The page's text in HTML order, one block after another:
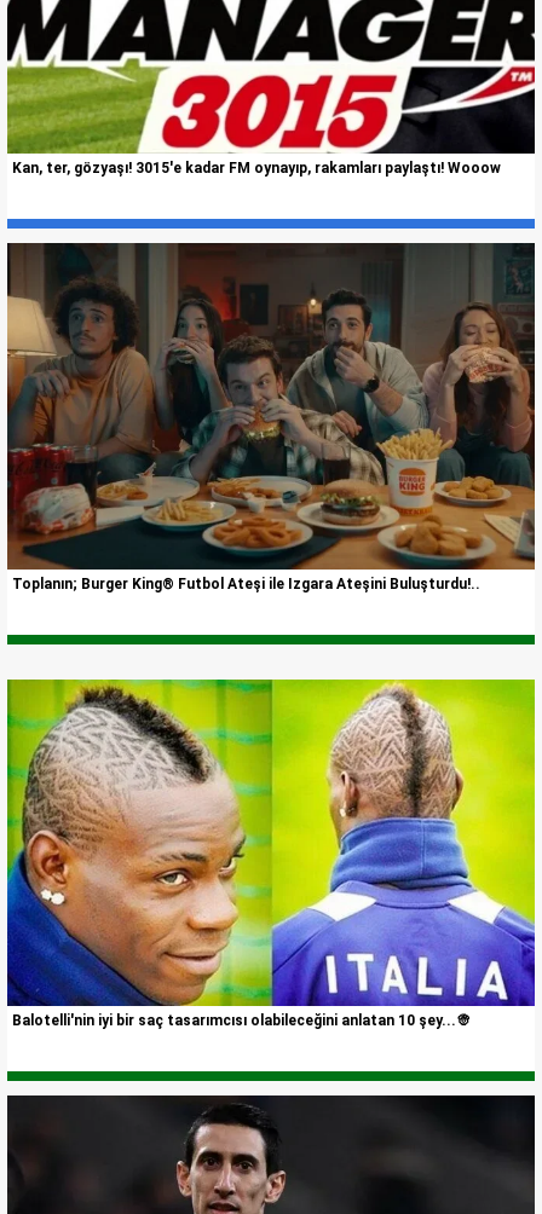
Kan, ter, gözyaşı! 3015'e kadar FM oynayıp, rakamları paylaştı! Wooow
Toplanın; Burger King® Futbol Ateşi ile Izgara Ateşini Buluşturdu!..
Balotelli'nin iyi bir saç tasarımcısı olabileceğini anlatan 10 şey...👳